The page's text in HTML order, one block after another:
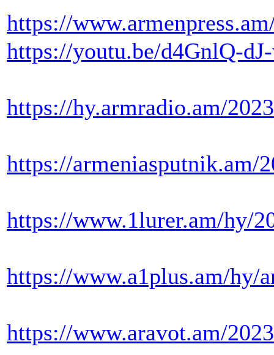
https://
https://youtu.be/d4GnlQ-
https://hy.armradio.am/
https://armeniasputnik.am/
https://www.1lurer.am/hy/
https://www.a1plus.am/hy/
https://www.aravot.am/